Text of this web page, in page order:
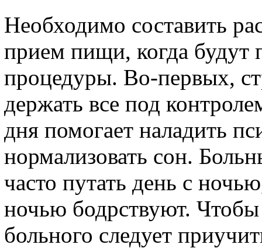
Необходимо составить
прием пищи, когда будут
процедуры. Во-первых,
держать все под
дня помогает наладить
нормализовать сон.
часто путать день с
ночью бодрствуют.
больного следует